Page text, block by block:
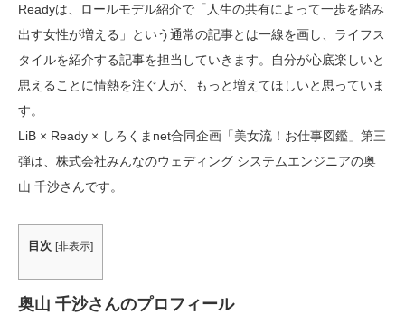
Readyは、ロールモデル紹介で「人生の共有によって一歩を踏み
出す女性が増える」という通常の記事とは一線を画し、ライフス
タイルを紹介する記事を担当していきます。自分が心底楽しいと
思えることに情熱を注ぐ人が、もっと増えてほしいと思っていま
す。
LiB × Ready × しろくまnet合同企画「美女流！お仕事図鑑」第三
弾は、株式会社みんなのウェディング システムエンジニアの奥
山 千沙さんです。
目次 [非表示]
奥山 千沙さんのプロフィール